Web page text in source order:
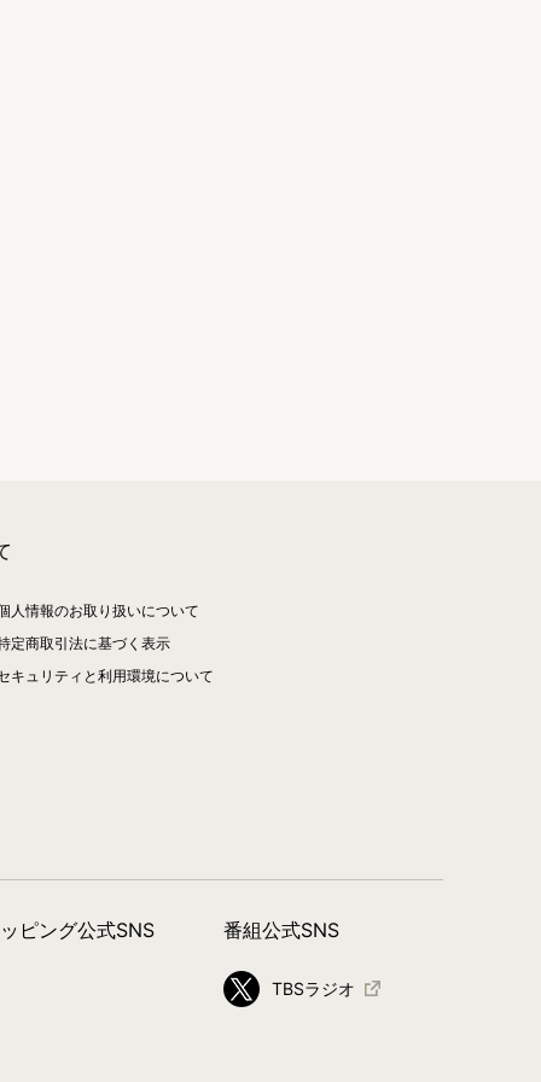
人情報のお取り扱いについて
定商取引法に基づく表示
キュリティと利用環境について
ピング公式SNS 番組公式SNS
TBSラジオ